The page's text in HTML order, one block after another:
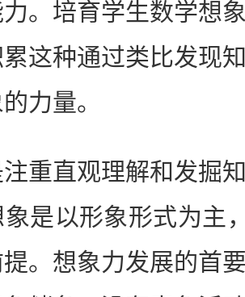
。培育学生数学想
这种通过类比发现
力量。
直观理解和发掘知
是以形象形式为主
。想象力发展的首